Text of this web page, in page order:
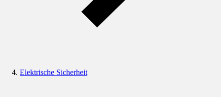
Elektrische Sicherheit